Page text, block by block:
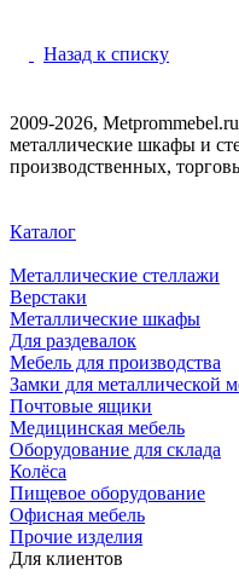
Назад к списку
2009-2026,
металлические шкафы и
производственных,
Каталог
Металлические стеллажи
Верстаки
Металлические шкафы
Для раздевалок
Мебель для производства
Замки для металлической
Почтовые ящики
Медицинская мебель
Оборудование для склада
Колёса
Пищевое оборудование
Офисная мебель
Прочие изделия
Для клиентов